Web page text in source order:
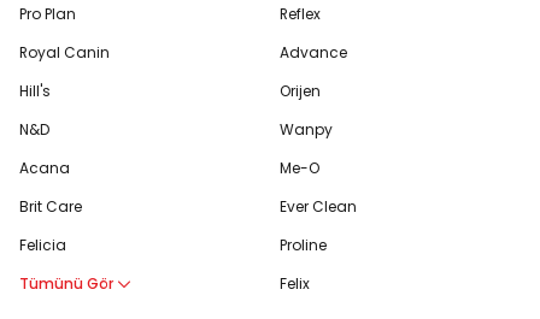
Pro Plan
Royal Canin
Hill's
N&D
Acana
Brit Care
Felicia
Tümünü Gör
Reflex
Advance
Orijen
Wanpy
Me-O
Ever Clean
Proline
Felix